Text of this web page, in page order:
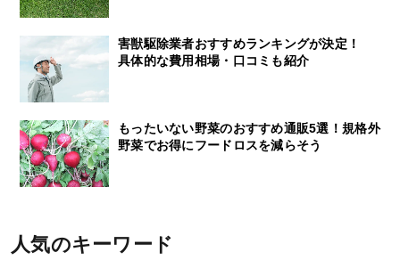
害獣駆除業者おすすめランキングが決定！
具体的な費用相場・口コミも紹介
もったいない野菜のおすすめ通販5選！規格外
野菜でお得にフードロスを減らそう
人気のキーワード